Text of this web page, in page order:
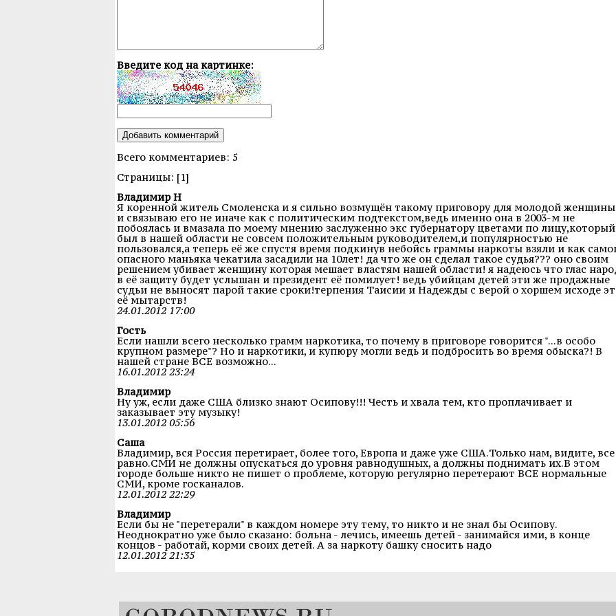
Введите код на картинке:
Всего комментариев: 5
Cтраницы: [1]
Владимир Н
Я коренной житель Смоленска и я сильно возмущён такому приговору для молодой
и связываю его не иначе как с политическим подтекстом,ведь именно она в 2003-м не
побоялась и вмазала по моему мнению заслуженно экс губернатору цветами по лицу,который
был в нашей области не совсем положительным руководителем,и популярностью не
пользовался,а теперь её же спустя время подкинув небойсь граммы наркоты взяли и как
опасного маньяка чекатила засадили на 10лет! да что же он сделал такое судья??? оно своим
решением убивает женщину которая мешает властям нашей области! я надеюсь что глас
в её защиту будет услышан и президент её помилует! ведь убийцам детей эти же продажные
судьи не выносят парой такие сроки!терпения Таисии и Надежды с верой о хоршем исходе
её мытарств!
24.01.2012 17:00
Гость
Если нашли всего несколько грамм наркотика, то почему в приговоре говорится "...в особо
крупном размере"? Но и наркотики, и купюру могли ведь и подбросить во время обыска?! В
нашей стране ВСЕ возможно...
16.01.2012 23:24
Владимир
Ну уж, если даже США близко знают Осипову!!! Честь и хвала тем, кто проплачивает и
заказывает эту музыку!
13.01.2012 05:56
Саша
Владимир, вся Россия перетирает, более того, Европа и даже уже США.Только нам, видите, все
равно.СМИ не должны опускаться до уровня равнодушных, а должны поднимать их.В этом
городе больше никто не пишет о проблеме, которую регулярно перетерают ВСЕ нормальные
СМИ, кроме госканалов.
12.01.2012 22:29
Владимир
Если бы не "перетерали" в каждом номере эту тему, то никто и не знал бы Осипову.
Неоднократно уже было сказано: больна - лечись, имеешь детей - занимайся ими, в конце
концов - работай, корми своих детей. А за наркоту башку сносить надо
12.01.2012 21:35